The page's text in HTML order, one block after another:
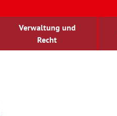
Verwaltung und
Recht